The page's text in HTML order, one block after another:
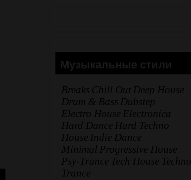
Музыкальные стили
Breaks Chill Out Deep House
Drum & Bass Dubstep
Electro House Electronica
Hard Dance Hard Techno
House Indie Dance
Minimal Progressive House
Psy-Trance Tech House Techno
Trance